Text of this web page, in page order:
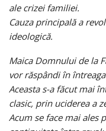
ale crizei familiei.
Cauza principală a
ideologică.
Maica Domnului de la
vor răspândi în
Aceasta s-a făcut mai
clasic, prin uciderea a
Acum se face mai ales